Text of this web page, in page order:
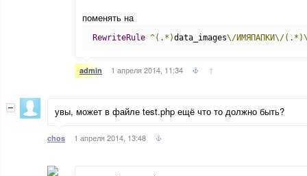
поменять на
RewriteRule ^(.*)data_images\/ИМЯПАПКИ\/
admin 1 апреля 2014, 11:34 ↑
увы, может в файле test.php ещё что то должно быть?
chos 1 апреля 2014, 13:48